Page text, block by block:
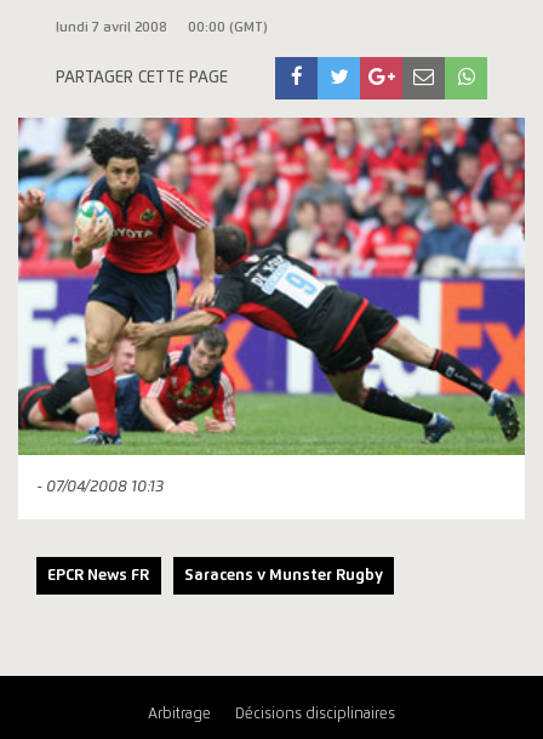
lundi 7 avril 2008 00:00 (GMT)
PARTAGER CETTE PAGE
- 07/04/2008 10:13
EPCR News FR Saracens v Munster Rugby
Arbitrage Décisions disciplinaires